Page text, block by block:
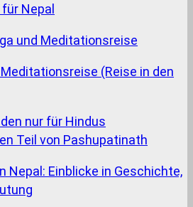
Nepal
(Reise in den
Nepal: Einblicke in Geschichte,